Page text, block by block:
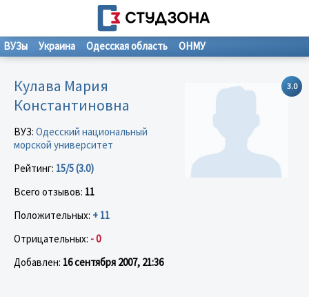
ВУЗы Украина Одесская область ОНМУ
3.0
Кулава Мария
Константиновна
ВУЗ: Одесский национальный
морской университет
Рейтинг: 15/5 (3.0)
Всего отзывов: 11
Положительных: + 11
Отрицательных: - 0
Добавлен: 16 сентября 2007, 21:36